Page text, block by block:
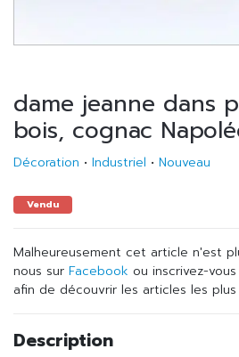
dame jeanne dans
bois, cognac
Décoration • Industriel • Nouveau
Vendu
Malheureusement cet article n'est
nous sur Facebook ou inscrivez-
afin de découvrir les articles les
Description